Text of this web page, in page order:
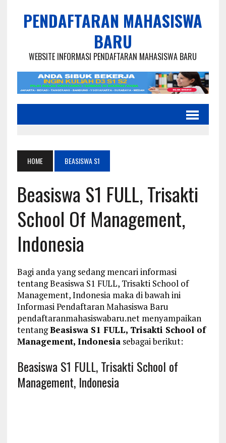
PENDAFTARAN MAHASISWA
BARU
WEBSITE INFORMASI PENDAFTARAN MAHASISWA BARU
HOME BEASISWA S1
Beasiswa S1 FULL, Trisakti
School Of Management,
Indonesia
Bagi anda yang sedang mencari informasi
tentang Beasiswa S1 FULL, Trisakti School of
Management, Indonesia maka di bawah ini
Informasi Pendaftaran Mahasiswa Baru
pendaftaranmahasiswabaru.net menyampaikan
tentangBeasiswa S1 FULL, Trisakti School of
Management, Indonesiasebagai berikut:
Beasiswa S1 FULL, Trisakti School of
Management, Indonesia